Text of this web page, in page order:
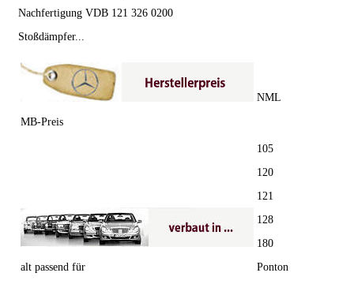
Nachfertigung VDB 121 326 0200
Stoßdämpfer...
MB-Preis
NML
alt passend für
105
120
121
128
180
Ponton